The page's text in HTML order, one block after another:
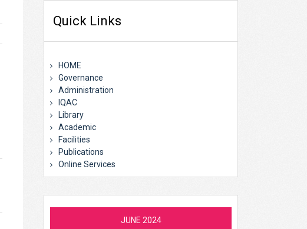
Quick Links
HOME
Governance
Administration
IQAC
Library
Academic
Facilities
Publications
Online Services
JUNE 2024